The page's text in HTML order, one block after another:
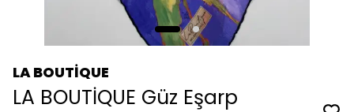
LA BOUTİQUE
LA BOUTİQUE Güz Eşarp